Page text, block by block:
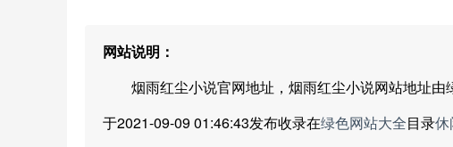
网站说明：
烟雨红尘小说官网地址，烟雨红尘小说网站地址由
于2021-09-09 01:46:43发布收录在绿色网站大全目录休